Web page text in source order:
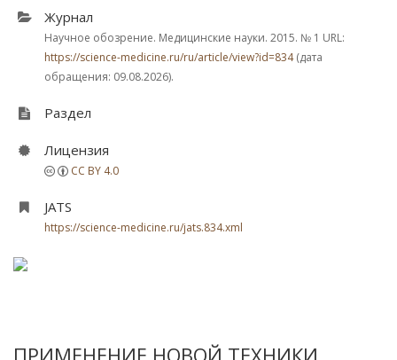
Журнал
Научное обозрение. Медицинские науки. 2015. № 1 URL:
https://science-medicine.ru/ru/article/view?id=834(дата
обращения: 09.08.2026).
Раздел
Лицензия
CC BY 4.0
JATS
https://science-medicine.ru/jats.834.xml
ПРИМЕНЕНИЕ НОВОЙ ТЕХНИКИ